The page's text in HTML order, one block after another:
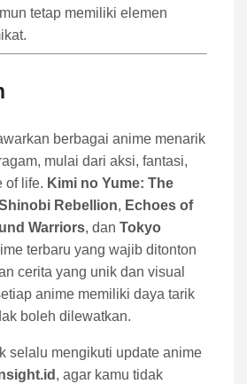
tetap memiliki elemen
berbagai anime menarik
mulai dari aksi, fantasi,
of life. Kimi no Yume: The
Rebellion, Echoes of
Warriors, dan Tokyo
terbaru yang wajib ditonton
cerita yang unik dan visual
anime memiliki daya tarik
boleh dilewatkan.
selalu mengikuti update anime
, agar kamu tidak